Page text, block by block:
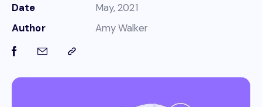
Date
May, 2021
Author
Amy Walker